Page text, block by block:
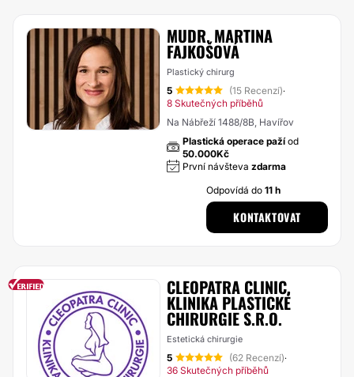
MUDR. MARTINA
FAJKOŠOVÁ
Plastický chirurg
5 (15 Recenzí)·
8 Skutečných příběhů
Na Nábřeží 1488/8B, Havířov
Plastická operace pažíod
50.000Kč
První návšteva zdarma
Odpovídá do11 h
KONTAKTOVAT
CLEOPATRA CLINIC,
KLINIKA PLASTICKÉ
CHIRURGIE S.R.O.
Estetická chirurgie
5 (62 Recenzí)·
36 Skutečných příběhů